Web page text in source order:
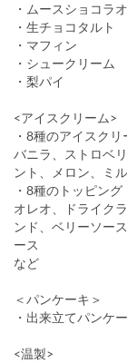
・ムースショコラ
・生チョコタルト
・マフィン
・シュークリーム
・梨パイ な
<アイスクリーム>
・8種のアイスクリ
バニラ、ストロベ
ント、メロン、ミ
・8種のトッピング
オレオ、ドライク
ンド、ベリーソー
ース
など
＜パンケーキ＞
・出来立てパンケ
<温製>